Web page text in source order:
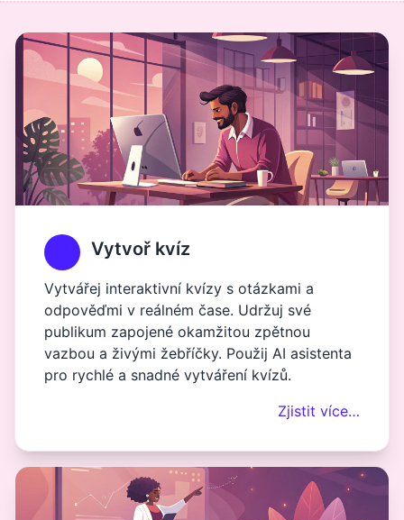
Vytvoř kvíz
Vytvářej interaktivní kvízy s otázkami a
odpověďmi v reálném čase. Udržuj své
publikum zapojené okamžitou zpětnou
vazbou a živými žebříčky. Použij AI asistenta
pro rychlé a snadné vytváření kvízů.
Zjistit více…